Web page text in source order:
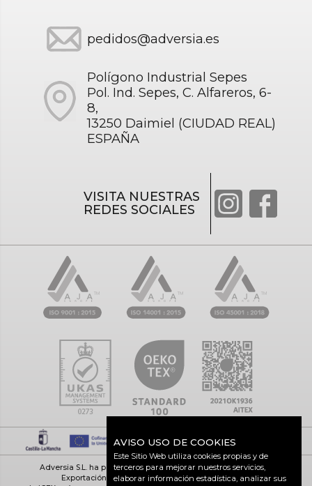
pedidos@adversia.es
Polígono Industrial Sepes
Pol. Ind. Sepes, C. Alfareros, 6-
8,
13250 Daimiel (CIUDAD REAL)
ESPAÑA
VISITA NUESTRAS
REDES SOCIALES
Adversia S.L. ha participado en el Programa de Iniciación a la
Exportación ICEX-Next, y ha contado con el apoyo
AVISO USO DE COOKIES
Este Sitio Web utiliza cookies propias y de
terceros para mejorar nuestros servicios,
elaborar información estadística, analizar sus